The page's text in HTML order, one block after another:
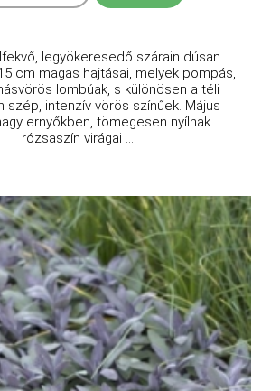
legyökeresedő szárain dúsan
cm magas hajtásai, melyek pompás,
lombúak, s különösen a téli
szép, intenzív vörös színűek. Május
ernyőkben, tömegesen nyílnak
rózsaszín virágai ...